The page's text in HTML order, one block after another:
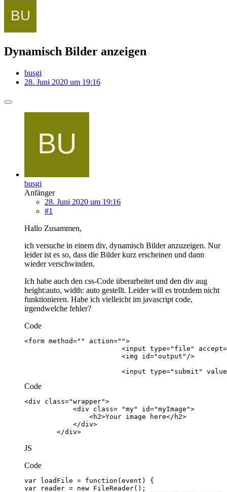
Dynamisch Bilder anzeigen
busgi
28. Juni 2020 um 19:16
busgi
Anfänger
28. Juni 2020 um 19:16
#1
Hallo Zusammen,
ich versuche in einem div, dynamisch Bilder anzuzeigen. Nur
leider ist es so, dass die Bilder kurz erscheinen und dann
wieder verschwinden.
Ich habe auch den css-Code überarbeitet und den div aug
height:auto, width: auto gestellt. Leider will es trotzdem nicht
funktionieren. Habe ich vielleicht im javascript code,
irgendwelche fehler?
Code
<input type="submit"
Code
        </div>
JS
Code